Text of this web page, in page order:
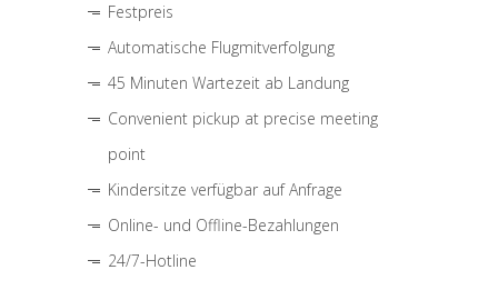
Festpreis
Automatische Flugmitverfolgung
45 Minuten Wartezeit ab Landung
Convenient pickup at precise meeting
point
Kindersitze verfügbar auf Anfrage
Online- und Offline-Bezahlungen
24/7-Hotline